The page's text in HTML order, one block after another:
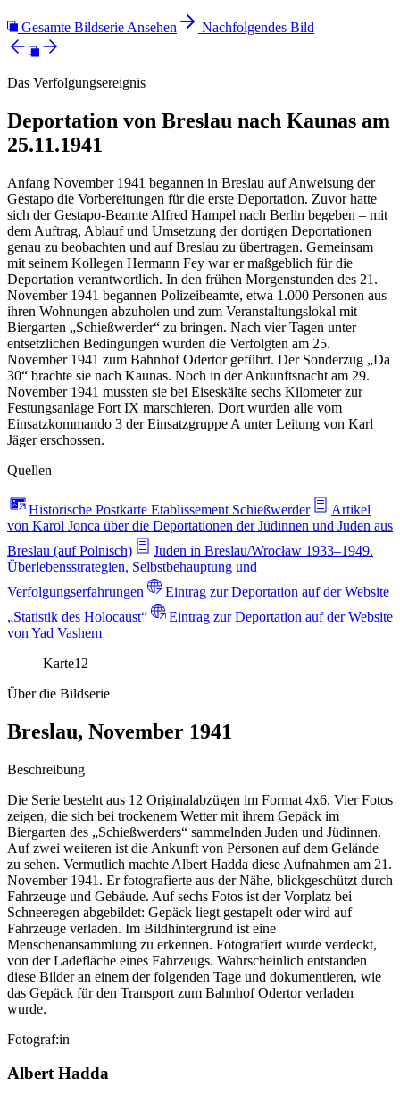
Gesamte Bildserie Ansehen Nachfolgendes Bild
Das Verfolgungsereignis
Deportation von Breslau nach Kaunas am
25.11.1941
Anfang November 1941 begannen in Breslau auf Anweisung der
Gestapo die Vorbereitungen für die erste Deportation. Zuvor hatte
sich der Gestapo-Beamte Alfred Hampel nach Berlin begeben – mit
dem Auftrag, Ablauf und Umsetzung der dortigen Deportationen
genau zu beobachten und auf Breslau zu übertragen. Gemeinsam
mit seinem Kollegen Hermann Fey war er maßgeblich für die
Deportation verantwortlich. In den frühen Morgenstunden des 21.
November 1941 begannen Polizeibeamte, etwa 1.000 Personen aus
ihren Wohnungen abzuholen und zum Veranstaltungslokal mit
Biergarten „Schießwerder“ zu bringen. Nach vier Tagen unter
entsetzlichen Bedingungen wurden die Verfolgten am 25.
November 1941 zum Bahnhof Odertor geführt. Der Sonderzug „Da
30“ brachte sie nach Kaunas. Noch in der Ankunftsnacht am 29.
November 1941 mussten sie bei Eiseskälte sechs Kilometer zur
Festungsanlage Fort IX marschieren. Dort wurden alle vom
Einsatzkommando 3 der Einsatzgruppe A unter Leitung von Karl
Jäger erschossen.
Quellen
Historische Postkarte Etablissement Schießwerder
Artikel
von Karol Jonca über die Deportationen der Jüdinnen und Juden aus
Breslau (auf Polnisch)
Juden in Breslau/Wrocław 1933–1949.
Überlebensstrategien, Selbstbehauptung und
Verfolgungserfahrungen
Eintrag zur Deportation auf der Website
„Statistik des Holocaust“
Eintrag zur Deportation auf der Website
von Yad Vashem
Karte12
Über die Bildserie
Breslau, November 1941
Beschreibung
Die Serie besteht aus 12 Originalabzügen im Format 4x6. Vier Fotos
zeigen, die sich bei trockenem Wetter mit ihrem Gepäck im
Biergarten des „Schießwerders“ sammelnden Juden und Jüdinnen.
Auf zwei weiteren ist die Ankunft von Personen auf dem Gelände
zu sehen. Vermutlich machte Albert Hadda diese Aufnahmen am 21.
November 1941. Er fotografierte aus der Nähe, blickgeschützt durch
Fahrzeuge und Gebäude. Auf sechs Fotos ist der Vorplatz bei
Schneeregen abgebildet: Gepäck liegt gestapelt oder wird auf
Fahrzeuge verladen. Im Bildhintergrund ist eine
Menschenansammlung zu erkennen. Fotografiert wurde verdeckt,
von der Ladefläche eines Fahrzeugs. Wahrscheinlich entstanden
diese Bilder an einem der folgenden Tage und dokumentieren, wie
das Gepäck für den Transport zum Bahnhof Odertor verladen
wurde.
Fotograf:in
Albert Hadda